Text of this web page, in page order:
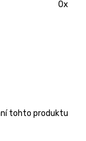
0x
tohto produktu